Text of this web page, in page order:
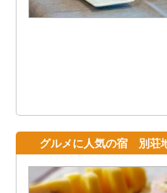
グルメに人気の宿 別荘